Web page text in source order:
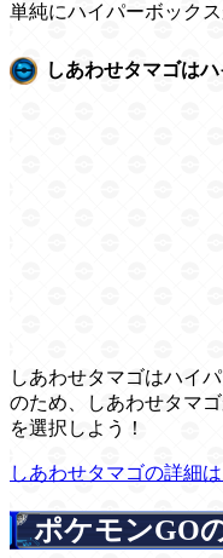
単純にハイパーボックス
しあわせタマゴは
しあわせタマゴはハイ
のため、しあわせタマ
を選択しよう！
しあわせタマゴの詳細
ポケモンGO